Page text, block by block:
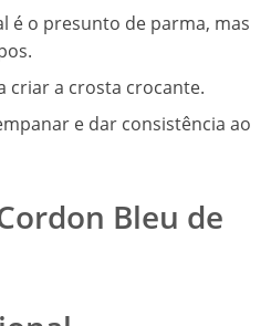
é o presunto de parma, mas
criar a crosta crocante.
e dar consistência ao
Bleu de